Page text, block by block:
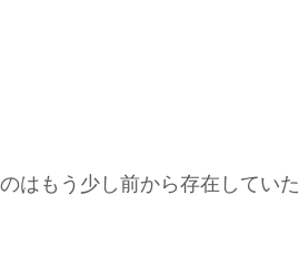
はもう少し前から存在していた